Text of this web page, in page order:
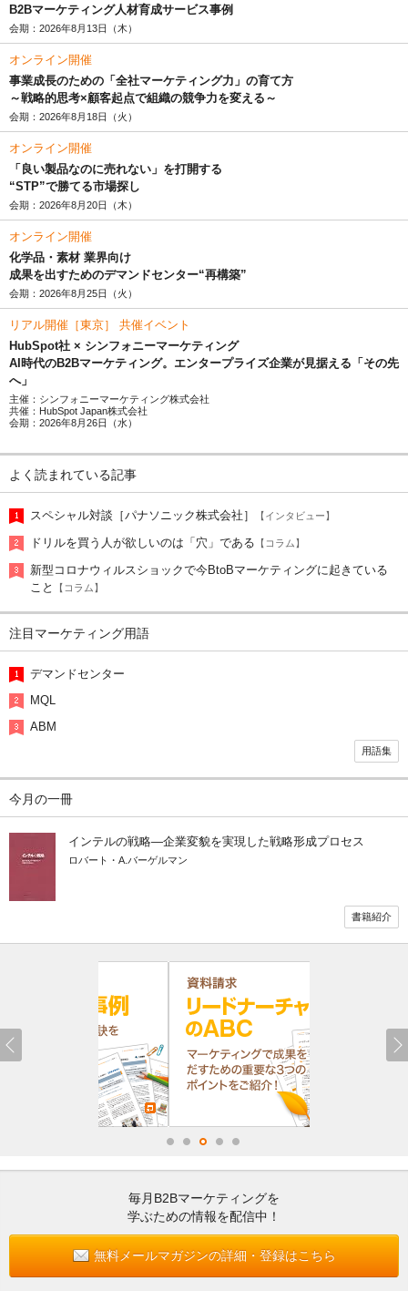
B2Bマーケティング人材育成サービス事例
会期：2026年8月13日（木）
オンライン開催
事業成長のための「全社マーケティング力」の育て方
～戦略的思考×顧客起点で組織の競争力を変える～
会期：2026年8月18日（火）
オンライン開催
「良い製品なのに売れない」を打開する
“STP”で勝てる市場探し
会期：2026年8月20日（木）
オンライン開催
化学品・素材 業界向け
成果を出すためのデマンドセンター“再構築”
会期：2026年8月25日（火）
リアル開催［東京］ 共催イベント
HubSpot社 × シンフォニーマーケティング
AI時代のB2Bマーケティング。エンタープライズ企業が見据える「その先
へ」
主催：シンフォニーマーケティング株式会社
共催：HubSpot Japan株式会社
会期：2026年8月26日（水）
よく読まれている記事
スペシャル対談［パナソニック株式会社］ 【インタビュー】
ドリルを買う人が欲しいのは「穴」である 【コラム】
新型コロナウィルスショックで今BtoBマーケティングに起きている
こと
【コラム】
注目マーケティング用語
デマンドセンター
MQL
ABM
用語集
今月の一冊
インテルの戦略―企業変貌を実現した戦略形成プロセス
ロバート・A.バーゲルマン
書籍紹介
毎月B2Bマーケティングを
学ぶための情報を配信中！
無料メールマガジンの詳細・登録はこちら